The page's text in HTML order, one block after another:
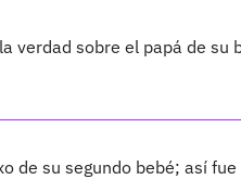
verdad sobre el papá de su
de su segundo bebé; así